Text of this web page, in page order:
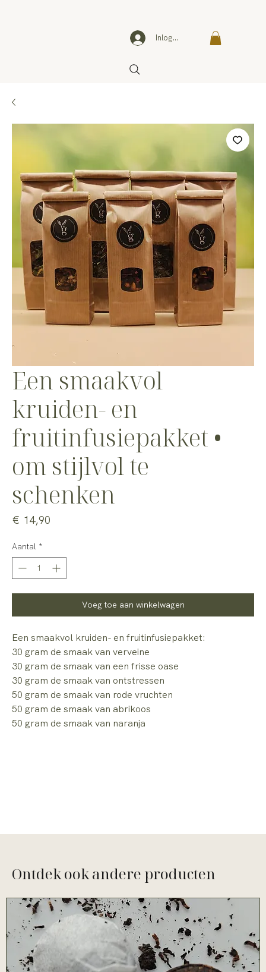
Inloggen
Een smaakvol
kruiden- en
fruitinfusiepakket •
om stijlvol te
schenken
€ 14,90
Aantal *
Voeg toe aan winkelwagen
Een smaakvol kruiden- en fruitinfusiepakket:
30 gram de smaak van verveine
30 gram de smaak van een frisse oase
30 gram de smaak van ontstressen
50 gram de smaak van rode vruchten
50 gram de smaak van abrikoos
50 gram de smaak van naranja
Ontdek ook andere producten